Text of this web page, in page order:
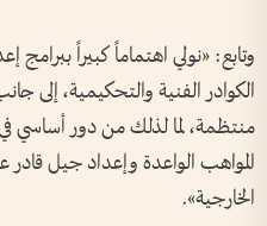
وتابع: «نولي اهتماماً كبيراً ببرامج
الكوادر الفنية والتحكيمية، إلى
منتظمة، لما لذلك من دور أساسي
المواهب الواعدة وإعداد جيل قادر
الخارجية».